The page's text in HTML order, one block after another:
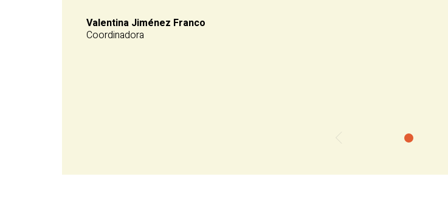
Valentina Jiménez Franco
Coordinadora